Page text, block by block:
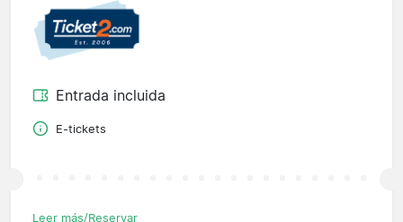
Entrada incluida
E-tickets
Leer más/Reservar